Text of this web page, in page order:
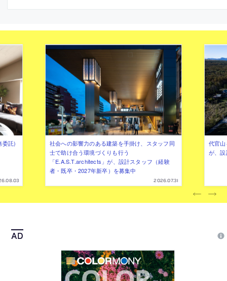
想を得て“石質タイル”で構成され
部まで連続させる
委託)
社会への影響力のある建築を手掛け、スタッフ同
士で助け合う環境づくりも行う
「E.A.S.T.architects」が、設計スタッフ（経験
者・既卒・2027年新卒）を募集中
2026.07.31
代官
が、